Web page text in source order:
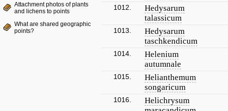
Attachment photos of plants
and lichens to points
What are shared geographic
points?
1012.
Hedysarum
talassicum
1013.
Hedysarum
taschkendicum
1014.
Helenium
autumnale
1015.
Helianthemum
songaricum
1016.
Helichrysum